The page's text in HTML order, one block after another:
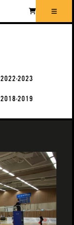
2022-2023
2018-2019